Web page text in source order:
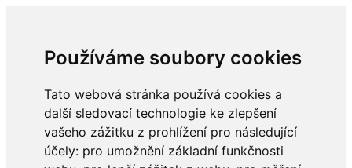
Používáme soubory cookies
Tato webová stránka používá cookies a
další sledovací technologie ke zlepšení
vašeho zážitku z prohlížení pro následující
účely: pro umožnění základní funkčnosti